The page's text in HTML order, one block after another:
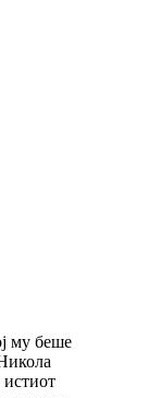
му беше